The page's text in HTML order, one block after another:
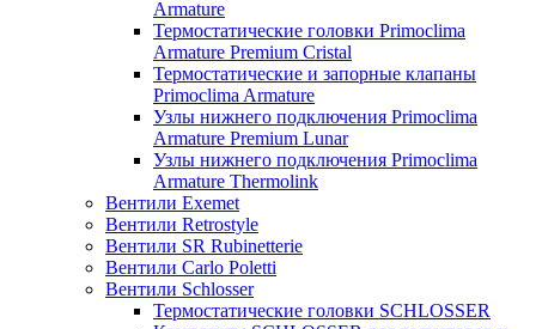
Armature
Термостатические головки Primoclima
Armature Premium Cristal
Термостатические и запорные клапаны
Primoclima Armature
Узлы нижнего подключения Primoclima
Armature Premium Lunar
Узлы нижнего подключения Primoclima
Armature Thermolink
Вентили Exemet
Вентили Retrostyle
Вентили SR Rubinetterie
Вентили Carlo Poletti
Вентили Schlosser
Термостатические головки SCHLOSSER